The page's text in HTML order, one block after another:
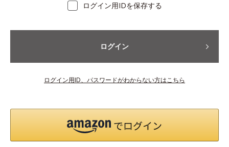
ログイン用IDを保存する
ログイン
ログイン用ID、パスワードがわからない方はこちら